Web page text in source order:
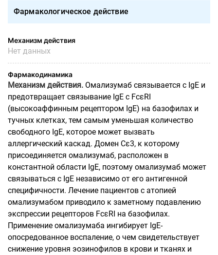
Фармакологическое действие
Механизм действия
Нет данных
Фармакодинамика
Механизм действия. Омализумаб связывается с IgE и
предотвращает связывание IgE с FcεRI
(высокоаффинным рецептором IgE) на базофилах и
тучных клетках, тем самым уменьшая количество
свободного IgE, которое может вызвать
аллергический каскад. Домен Cɛ3, к которому
присоединяется омализумаб, расположен в
константной области IgE, поэтому омализумаб может
связываться с IgE независимо от его антигенной
специфичности. Лечение пациентов с атопией
омализумабом приводило к заметному подавлению
экспрессии рецепторов FcεRI на базофилах.
Применение омализумаба ингибирует IgE-
опосредованное воспаление, о чем свидетельствует
снижение уровня эозинофилов в крови и тканях и